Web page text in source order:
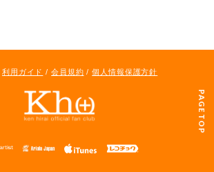
利用ガイド / 会員規約 /個人情報保護方針
PAGE TOP